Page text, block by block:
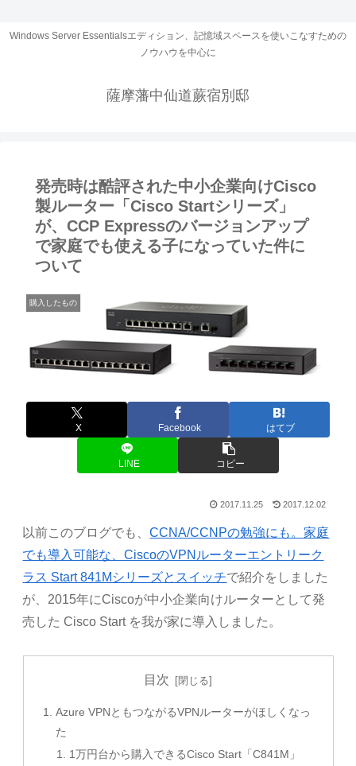
Windows Server Essentialsエディション、記憶域スペースを使いこなすための
ノウハウを中心に
薩摩藩中仙道蕨宿別邸
発売時は酷評された中小企業向けCisco
製ルーター「Cisco Startシリーズ」
が、CCP Expressのバージョンアップ
で家庭でも使える子になっていた件に
ついて
購入したもの
X Facebook はてブ
LINE コピー
2017.11.25 2017.12.02
以前このブログでも、CCNA/CCNPの勉強にも。家庭
でも導入可能な、CiscoのVPNルーターエントリーク
ラス Start 841Mシリーズとスイッチで紹介をしました
が、2015年にCiscoが中小企業向けルーターとして発
売した Cisco Start を我が家に導入しました。
目次
Azure VPNともつながるVPNルーターがほしくなっ
た
1万円台から購入できるCisco Start「C841M」